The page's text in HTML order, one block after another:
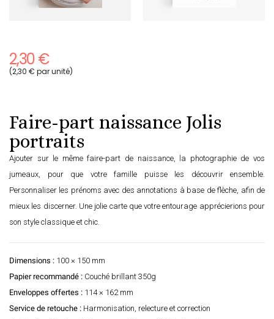
2,30 €
(2,30 € par unité)
Faire-part naissance Jolis
portraits
Ajouter sur le même faire-part de naissance, la photographie de vos
jumeaux, pour que votre famille puisse les découvrir ensemble.
Personnaliser les prénoms avec des annotations à base de flèche, afin de
mieux les discerner. Une jolie carte que votre entourage apprécierions pour
son style classique et chic.
Dimensions : 100 × 150 mm
Papier recommandé : Couché brillant 350g
Enveloppes offertes : 114 × 162 mm
Service de retouche : Harmonisation, relecture et correction